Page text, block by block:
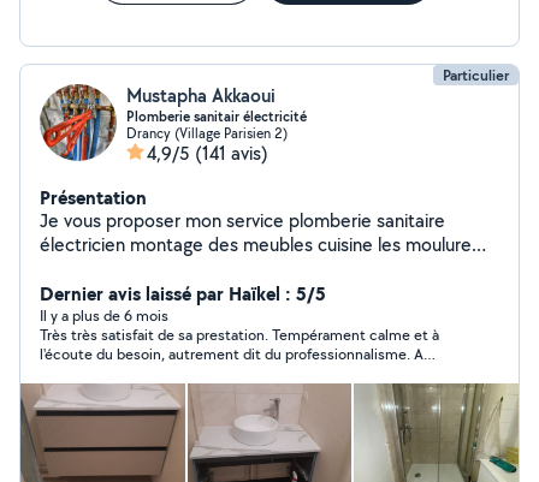
Particulier
Mustapha Akkaoui
Plomberie sanitair électricité
Drancy (Village Parisien 2)
4,9/5 (141 avis)
Présentation
Je vous proposer mon service plomberie sanitaire
électricien montage des meubles cuisine les moulure
Dernier avis laissé par Haïkel : 5/5
Il y a plus de 6 mois
Très très satisfait de sa prestation. Tempérament calme et à
l'écoute du besoin, autrement dit du professionnalisme. A